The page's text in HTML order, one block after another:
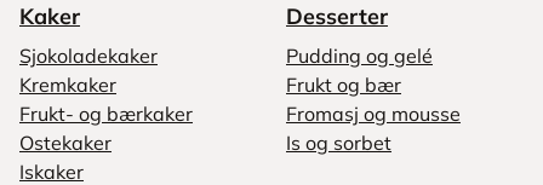
Kaker
Sjokoladekaker
Kremkaker
Frukt- og bærkaker
Ostekaker
Iskaker
Desserter
Pudding og gelé
Frukt og bær
Fromasj og mousse
Is og sorbet